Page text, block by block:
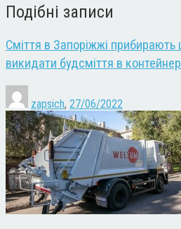
Подібні записи
Сміття в Запоріжжі
викидати будсміття в
zapsich, 27/06/2022